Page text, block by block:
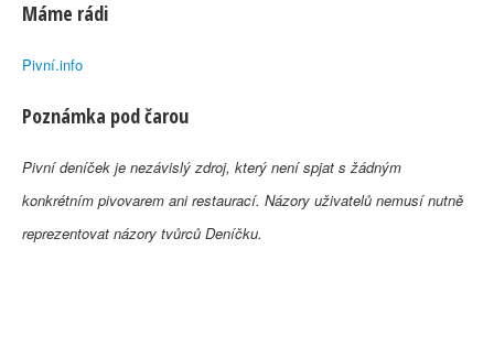
Máme rádi
Pivní.info
Poznámka pod čarou
Pivní deníček je nezávislý zdroj, který není spjat s žádným
konkrétním pivovarem ani restaurací. Názory uživatelů nemusí nutně
reprezentovat názory tvůrců Deníčku.